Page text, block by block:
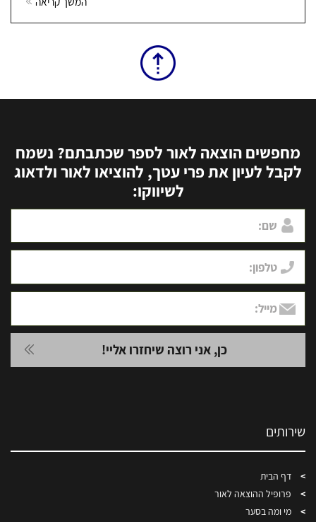
מחפשים הוצאה לאור לספר שכתבתם? נשמח
לקבל לעיון את פרי עטך, להוציאו לאור ולדאוג
לשיווקו:
שירותים
דף הבית
פרופיל ההוצאה לאור
מי ומה בסער